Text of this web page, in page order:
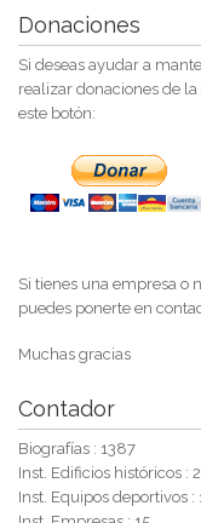
Donaciones
Si deseas ayudar a
realizar donaciones de
este botón:
Si tienes una empresa o
puedes ponerte en
Muchas gracias
Contador
Biografías : 1387
Inst. Edificios históricos :
Inst. Equipos deportivos :